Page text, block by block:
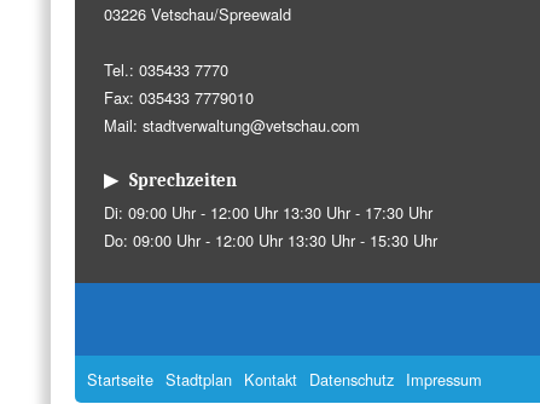
03226 Vetschau/Spreewald
Tel.: 035433 7770
Fax: 035433 7779010
Mail:stadtverwaltung@vetschau.com
▶ Sprechzeiten
Di: 09:00 Uhr - 12:00 Uhr 13:30 Uhr - 17:30 Uhr
Do: 09:00 Uhr - 12:00 Uhr 13:30 Uhr - 15:30 Uhr
Startseite Stadtplan Kontakt Datenschutz Impressum